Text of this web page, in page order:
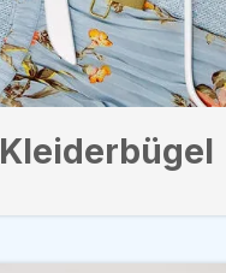
Kleiderbügel